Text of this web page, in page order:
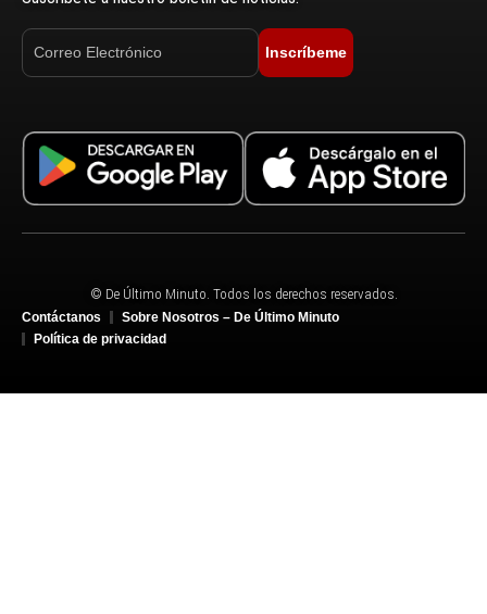
Inscríbeme
© De Último Minuto. Todos los derechos reservados.
Contáctanos
Sobre Nosotros – De Último Minuto
Política de privacidad